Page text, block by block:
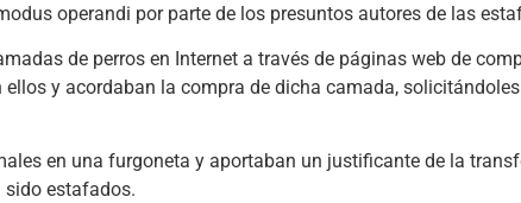
operandi por parte de los presuntos autores de las
de perros en Internet a través de páginas web de
y acordaban la compra de dicha camada,
en una furgoneta y aportaban un justificante de la
sido estafados.